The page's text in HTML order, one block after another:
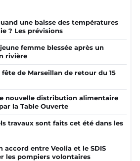
une baisse des températures
? Les prévisions
femme blessée après un
rivière
fête de Marseillan de retour du 15
nouvelle distribution alimentaire
la Table Ouverte
travaux sont faits cet été dans les
accord entre Veolia et le SDIS
les pompiers volontaires